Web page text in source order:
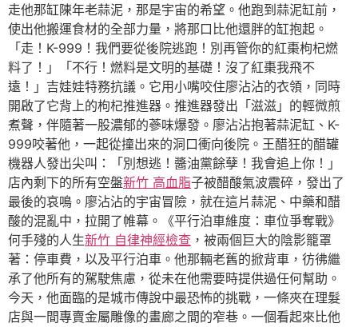
走他那缸陳年老蒜泥，那是宇宙的希望。他跑到蒜泥缸前，
使出他搬運食材的全部力量，將那口比他還胖的缸抱起。
「走！K-999！我們要從後院逃跑！別再管你的紅棗枸杞燃
料了！」「不行！燃料是文明的基礎！沒了紅棗我飛不
遠！」吉娃娃特務抗議。它用小嘴咬住廖沾沾的衣領，同時
開啟了它背上的枸杞推進器。推進器發出「滋滋」的輕微煎
煮聲，伴隨著一股濃郁的蔘味爆發。廖沾沾抱著蒜泥缸、K-
999咬著他，一起從撞出來的洞口衝向後院。王醋狂的醋罐
機器人發出尖叫：「別想逃！醬油黨餘孽！我會追上你！」
店內剩下的所有空盤新竹 高血脂子被醋酸氣波震碎，發出了
最後的哀鳴。廖沾沾的宇宙冒險，就在這片蒜泥、中藥和醋
酸的混亂中，拉開了帷幕。《平行泊車維度：車位爭奪戰》
何手殘的人生新竹 自律神經檢查 ，被兩個巨大的陰影籠罩
著：停車費，以及平行泊車。他那輛老舊的掀背車，彷彿繼
承了他所有的駕駛焦慮，從未在他需要時提供過任何幫助。
今天，他面臨的是城市傳說中最恐怖的挑戰，一條夾在理髮
店與一間專賣金屬雕像的畫廊之間的窄巷。一個看起來比他